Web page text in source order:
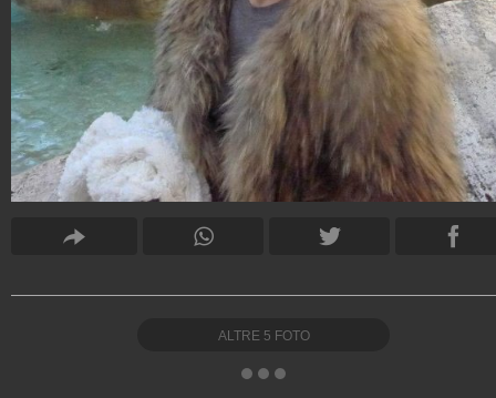
ALTRE 5 FOTO